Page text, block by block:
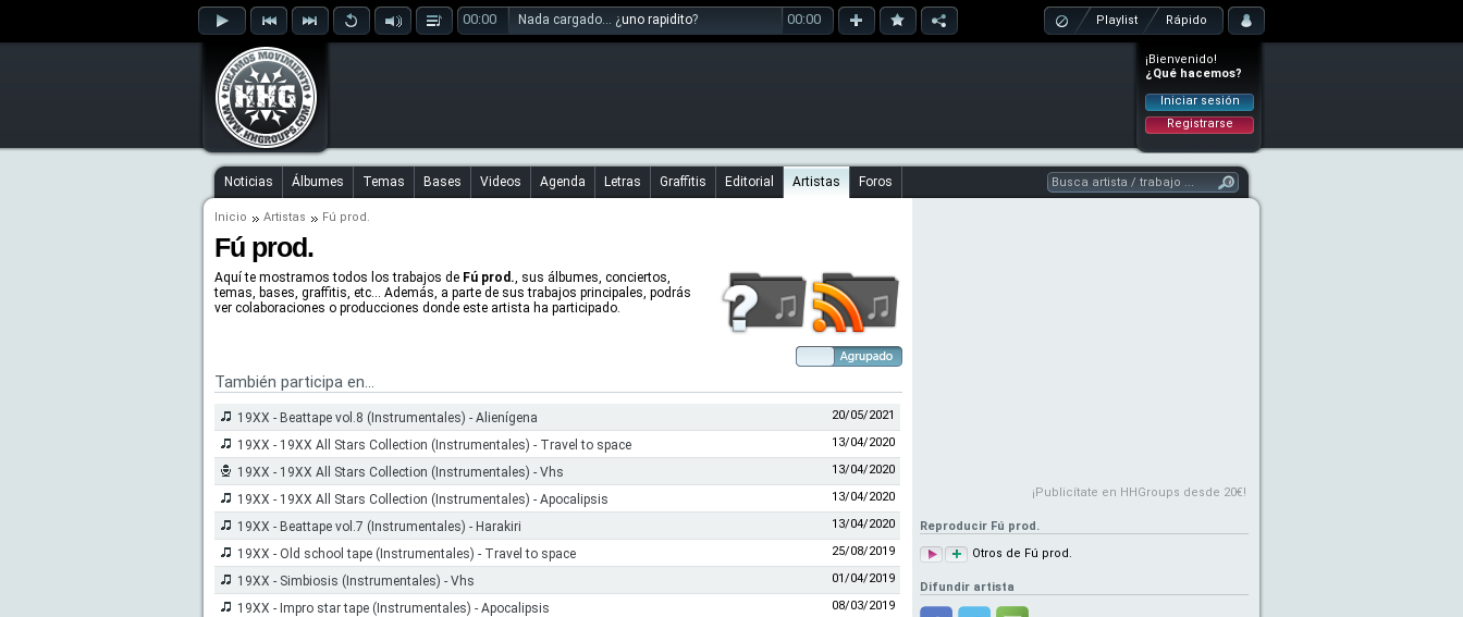
00:00 Nada cargado... ¿uno rapidito? 00:00 Playlist Rápido
¡Bienvenido!
¿Qué hacemos?
Iniciar sesión
Registrarse
Noticias Álbumes Temas Bases Videos Agenda Letras Graffitis Editorial Artistas Foros
Inicio Artistas Fú prod.
Fú prod.
Aquí te mostramos todos los trabajos de Fú prod., sus álbumes, conciertos,
temas, bases, graffitis, etc... Además, a parte de sus trabajos principales, podrás
ver colaboraciones o producciones donde este artista ha participado.
También participa en...
19XX - Beattape vol.8 (Instrumentales) - Alienígena 20/05/2021
19XX - 19XX All Stars Collection (Instrumentales) - Travel to space 13/04/2020
19XX - 19XX All Stars Collection (Instrumentales) - Vhs 13/04/2020
19XX - 19XX All Stars Collection (Instrumentales) - Apocalipsis 13/04/2020
19XX - Beattape vol.7 (Instrumentales) - Harakiri 13/04/2020
19XX - Old school tape (Instrumentales) - Travel to space 25/08/2019
19XX - Simbiosis (Instrumentales) - Vhs 01/04/2019
19XX - Impro star tape (Instrumentales) - Apocalipsis 08/03/2019
¡Publicítate en HHGroups desde 20€!
Reproducir Fú prod.
Otros de Fú prod.
Difundir artista